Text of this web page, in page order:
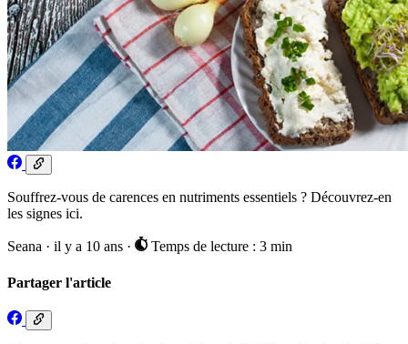
Souffrez-vous de carences en nutriments essentiels ? Découvrez-en
les signes ici.
Seana · il y a 10 ans · Temps de lecture : 3 min
Partager l'article